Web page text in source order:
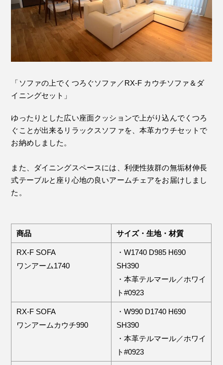
「ソファの上でくつろぐソファ／RX-F カウチソファ＆ダ
イニングセット」
ゆったりとした広い座面クッションで上がり込んでくつろ
ぐことが出来るリラックスソファを、本革カウチセットで
お納めしました。
また、ダイニングスペースには、利便性抜群の無垢材伸長
式テーブルと座り心地の良いアームチェアをお届けしまし
た。
商品 サイズ・生地・材質
RX-F SOFA
ワンアーム1740
・W1740 D985 H690
SH390
・本革テルマール／ホワイ
ト#0923
RX-F SOFA
ワンアームカウチ990
・W990 D1740 H690
SH390
・本革テルマール／ホワイ
ト#0923